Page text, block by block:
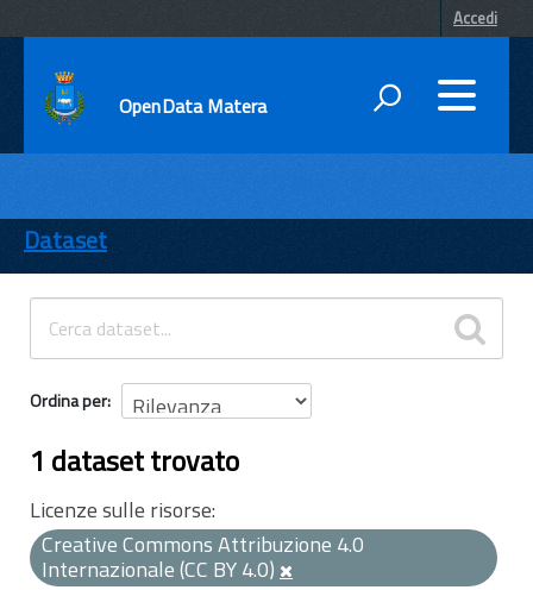
Accedi
OpenData Matera
ENTI
TEMI
INFORMAZIONI
Dataset
Ordina per
1 dataset trovato
Licenze sulle risorse:
Creative Commons Attribuzione 4.0
Internazionale (CC BY 4.0)